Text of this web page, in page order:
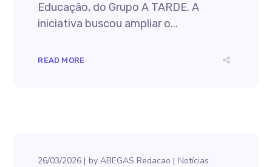
Educação, do Grupo A TARDE. A
iniciativa buscou ampliar o...
READ MORE
26/03/2026 byABEGAS Redacao Notícias